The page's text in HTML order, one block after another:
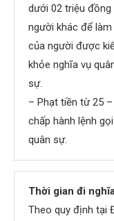
dưới 02 triệu
người khác để
của người được
khỏe nghĩa vụ
sự.
– Phạt tiền từ 25
chấp hành lệnh
quân sự.
Thời gian đi
Theo quy định tại